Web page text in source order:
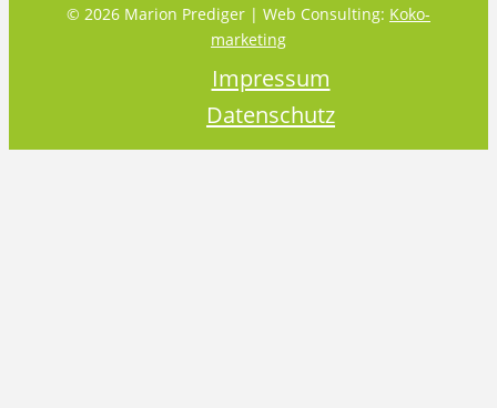
© 2026 Marion Prediger | Web Consulting: Koko-
marketing
Impressum
Datenschutz